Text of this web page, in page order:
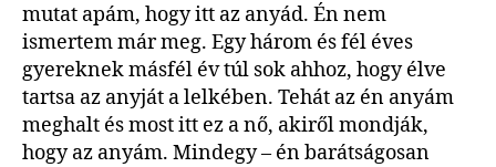
mutat apám, hogy itt az anyád. Én nem
ismertem már meg. Egy három és fél éves
gyereknek másfél év túl sok ahhoz, hogy élve
tartsa az anyját a lelkében. Tehát az én anyám
meghalt és most itt ez a nő, akiről mondják,
hogy az anyám. Mindegy – én barátságosan